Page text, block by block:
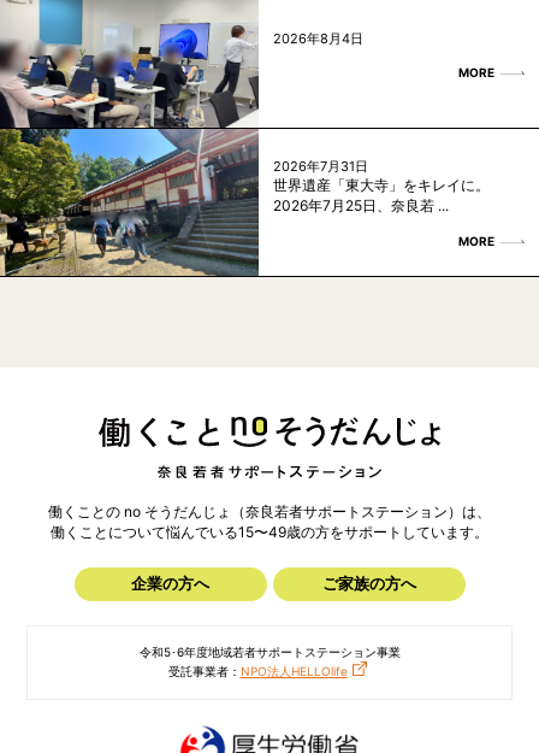
2026年8月4日
MORE
2026年7月31日
世界遺産「東大寺」をキレイに。
2026年7月25日、奈良若 ...
MORE
働くことの no そうだんじょ（奈良若者サポートステーション）は、
働くことについて悩んでいる15〜49歳の方をサポートしています。
企業の方へ ご家族の方へ
令和5･6年度地域若者サポートステーション事業
受託事業者： NPO法人HELLOlife